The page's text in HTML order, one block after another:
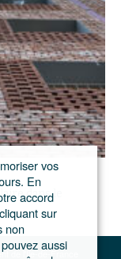
dans le
de l'Ile-de-France
vos
En
accord
sur
non
aussi